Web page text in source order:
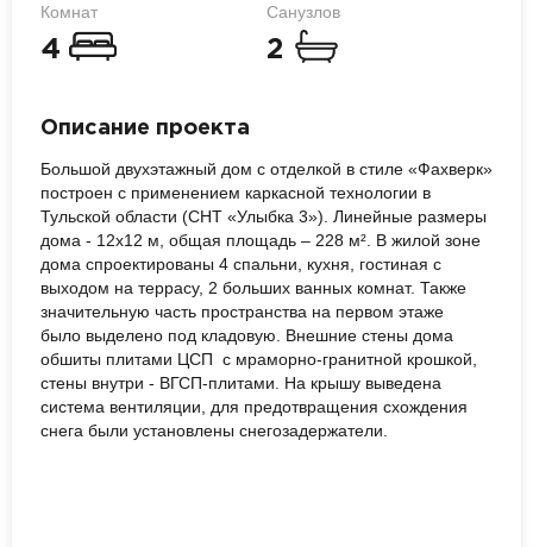
Комнат
4
Санузлов
2
Описание проекта
Большой двухэтажный дом с отделкой в стиле «Фахверк»
построен с применением каркасной технологии в
Тульской области (СНТ «Улыбка 3»). Линейные размеры
дома - 12х12 м, общая площадь – 228 м². В жилой зоне
дома спроектированы 4 спальни, кухня, гостиная с
выходом на террасу, 2 больших ванных комнат. Также
значительную часть пространства на первом этаже
было выделено под кладовую. Внешние стены дома
обшиты плитами ЦСП с мраморно-гранитной крошкой,
стены внутри - ВГСП-плитами. На крышу выведена
система вентиляции, для предотвращения схождения
снега были установлены снегозадержатели.